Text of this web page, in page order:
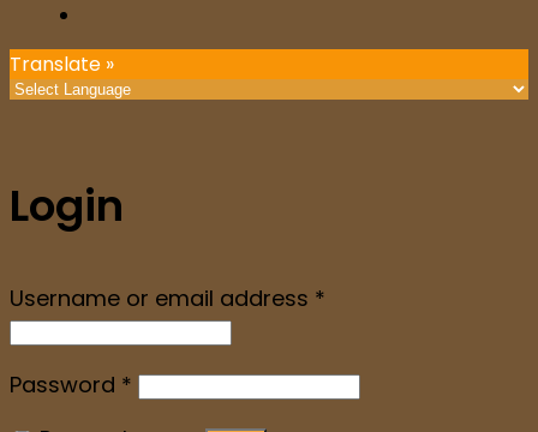
Translate »
Login
Username or email address *
Password *